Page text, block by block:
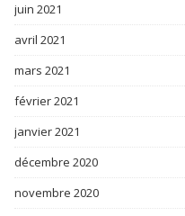
juin 2021
avril 2021
mars 2021
février 2021
janvier 2021
décembre 2020
novembre 2020